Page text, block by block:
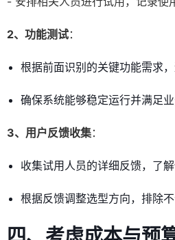
2、功能测试：
根据前面识别的关键功能需求，
确保系统能够稳定运行并满足业
3、用户反馈收集：
收集试用人员的详细反馈，了
根据反馈调整选型方向，排除不